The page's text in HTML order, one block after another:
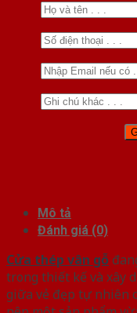
Mô tả
Đánh giá (0)
Cửa thép vân gỗ
trong thiết kế và xây
giữa vẻ đẹp tự nhiên